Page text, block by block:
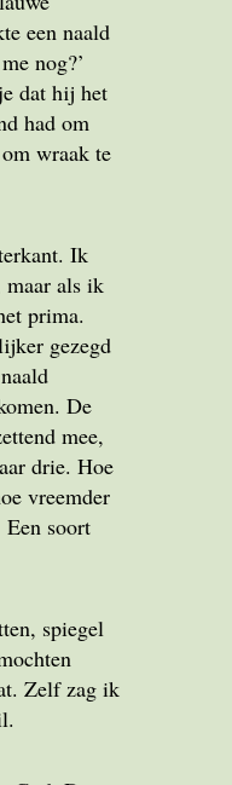
een naald
nog?’
dat hij het
had om
wraak te
Ik
maar als ik
prima.
gezegd
De
mee,
drie. Hoe
vreemder
Een soort
spiegel
Zelf zag ik